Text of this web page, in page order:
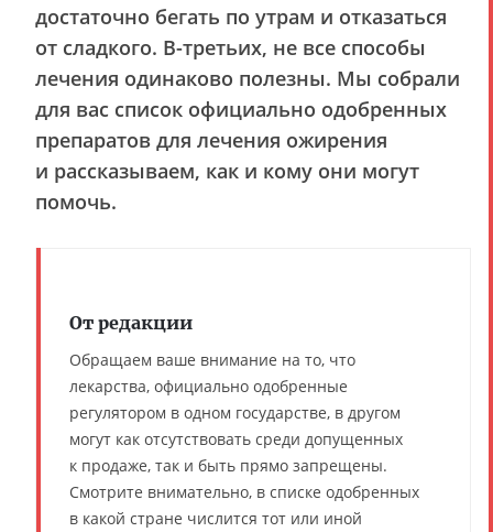
достаточно бегать по утрам и отказаться
от сладкого. В-третьих, не все способы
лечения одинаково полезны. Мы собрали
для вас список официально одобренных
препаратов для лечения ожирения
и рассказываем, как и кому они могут
помочь.
От редакции
Обращаем ваше внимание на то, что
лекарства, официально одобренные
регулятором в одном государстве, в другом
могут как отсутствовать среди допущенных
к продаже, так и быть прямо запрещены.
Смотрите внимательно, в списке одобренных
в какой стране числится тот или иной